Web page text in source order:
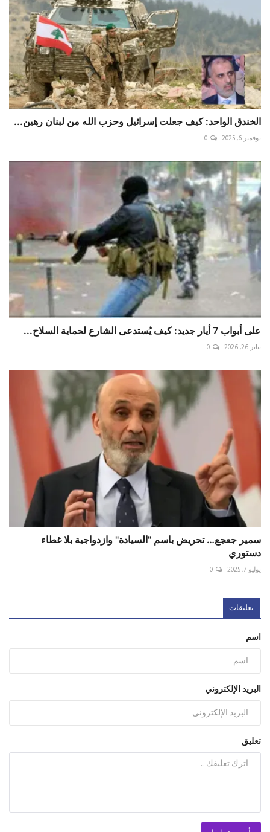
الخندق الواحد: كيف جعلت إسرائيل وحزب الله من لبنان رهين...
نوفمبر 6, 2025 0
على أبواب 7 أيار جديد: كيف يُستدعى الشارع لحماية السلاح...
يناير 26, 2026 0
سمير جعجع… تحريض باسم "السيادة" وازدواجية بلا غطاء
دستوري
يوليو 7, 2025 0
تعليقات
اسم
البريد الإلكتروني
تعليق